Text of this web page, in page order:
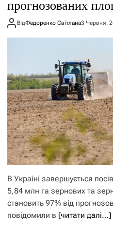
прогнозованих
ВідФедоренко Світлана3 Червня,
В Україні завершується
5,84 млн га зернових та
становить 97% від
повідомили в [читати далі…]